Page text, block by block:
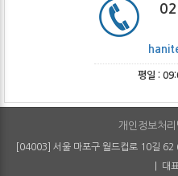
평일 :
개인정보처리
[04003] 서울 마포구 월드컵로 10길
| 대